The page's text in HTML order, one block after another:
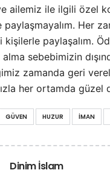
ailemiz ile ilgili özel
Her
paylaşalım.
sebebimizin
zamanda geri
her ortamda güzel
GÜVEN HUZUR IMAN
Dinim İslam